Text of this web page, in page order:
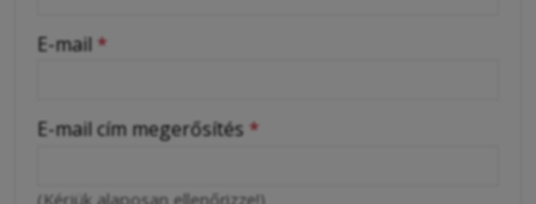
-
-
E-mail *
E-mail cím megerősítés *